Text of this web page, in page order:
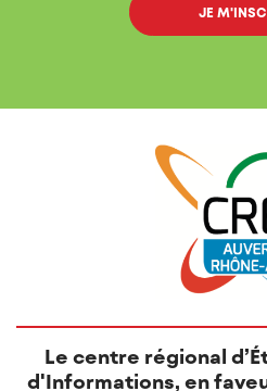
Le centre régional
d'Informations, en